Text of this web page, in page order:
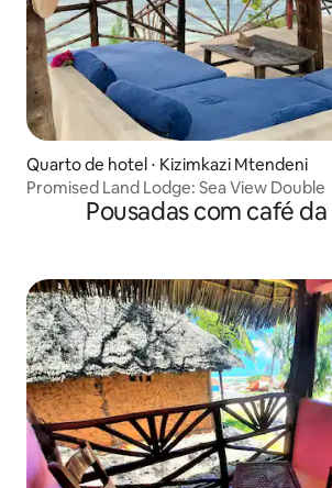
Quarto de hotel ⋅ Kizimkazi Mtendeni
Promised Land Lodge: Sea View Double
Pousadas com café